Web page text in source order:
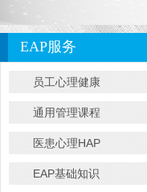
EAP服务
员工心理健康
通用管理课程
医患心理HAP
EAP基础知识